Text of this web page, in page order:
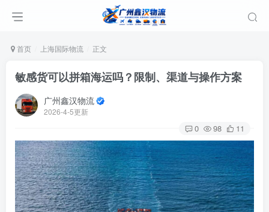
首页 上海国际物流 正文
敏感货可以拼箱海运吗？限制、渠道与操作方案
广州鑫汉物流
2026-4-5更新
0 98 11